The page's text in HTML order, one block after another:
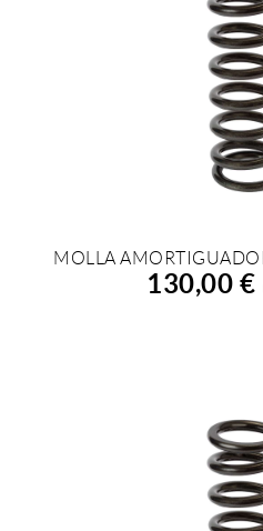
AÑADIR A LA
MOLLA
130,00 €